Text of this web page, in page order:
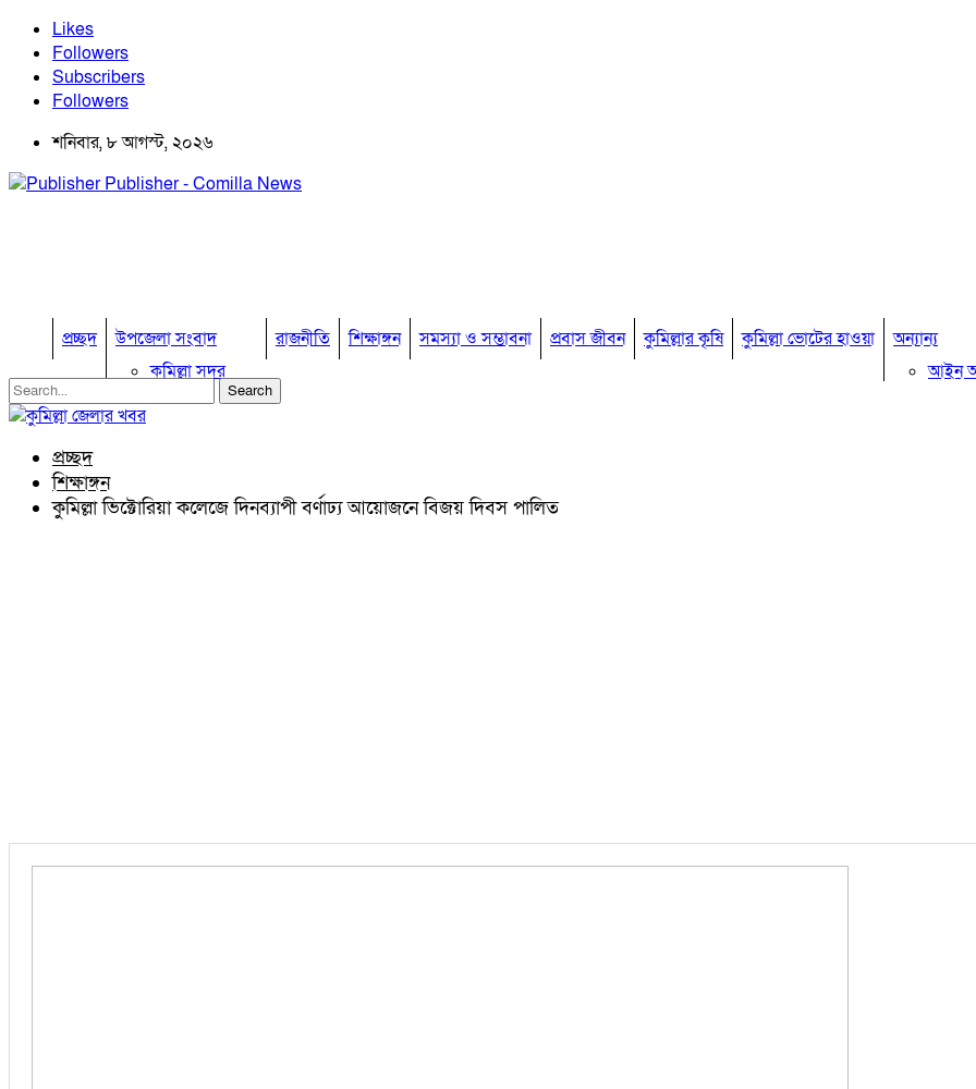
Likes
Followers
Subscribers
Followers
শনিবার, ৮ আগস্ট, ২০২৬
Publisher - Comilla News
প্রচ্ছদ
উপজেলা সংবাদ
কুমিল্লা সদর
কুমিল্লা সদর দক্ষিণ
নাঙ্গলকোট
রাজনীতি শিক্ষাঙ্গন সমস্যা ও সম্ভাবনা প্রবাস জীবন কুমিল্লার কৃষি কুমিল্লা ভোটের হাওয়া
অন্যান্য
আইন
প্রচ্ছদ
শিক্ষাঙ্গন
কুমিল্লা ভিক্টোরিয়া কলেজে দিনব্যাপী বর্ণাঢ্য আয়োজনে বিজয় দিবস পালিত